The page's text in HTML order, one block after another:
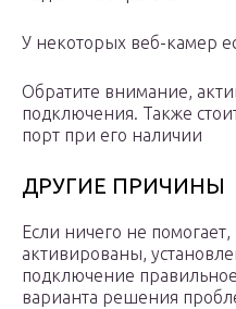
У некоторых веб-камер
Обратите внимание,
подключения. Также
порт при его наличии
ДРУГИЕ ПРИЧИНЫ
Если ничего не помогает,
активированы,
подключение
варианта решения